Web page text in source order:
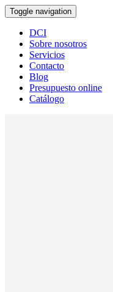
Toggle navigation
DCI
Sobre nosotros
Servicios
Contacto
Blog
Presupuesto online
Catálogo